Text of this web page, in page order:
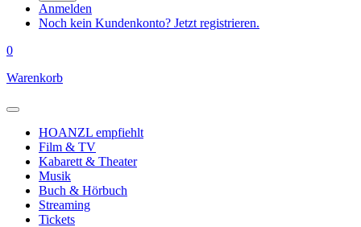
Anmelden
Noch kein Kundenkonto? Jetzt registrieren.
0
Warenkorb
HOANZL empfiehlt
Film & TV
Kabarett & Theater
Musik
Buch & Hörbuch
Streaming
Tickets